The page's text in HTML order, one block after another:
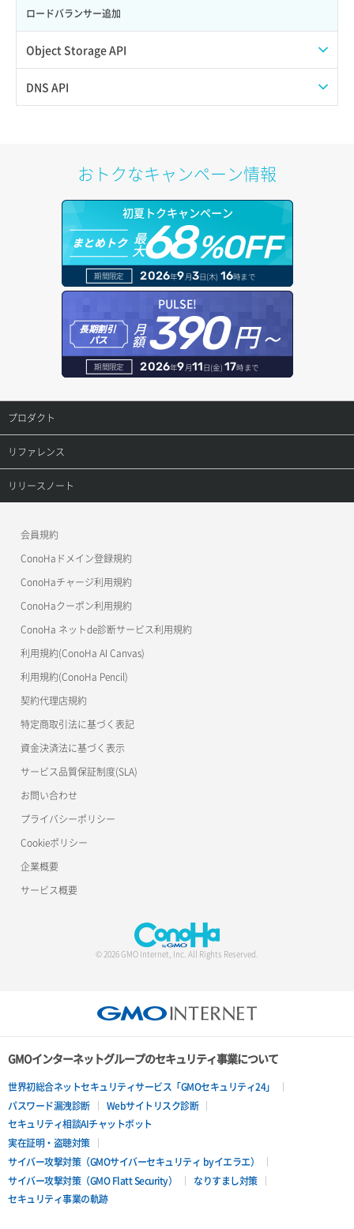
サーバー操作（起動/停止/再起動/強制停止）
サーバー設定切替
ポートデタッチ
ボリュームアタッチ
ボリュームデタッチ
ロードバランサー追加
Object Storage API
Web公開
オブジェクトダウンロード
オブジェクトバージョン管理
オブジェクト一覧取得
オブジェクト削除
オブジェクト削除予約
オブジェクト複製
オブジェクト詳細取得
コンテナ一覧取得
コンテナ作成
コンテナ削除
ラージオブジェクトアップロード(DLO)
一時的Web公開
DNS API
ドメイン情報登録
ドメイン詳細取得
レコード一覧取得
レコード作成
レコード更新
レコード詳細取得
おトクなキャンペーン情報
初夏トクキャンペーン
まとめトク 最
大68%OFF
期間限定 2026年9月3日(木) 16時まで
PULSE!
長期割引
パス
月
額390円～
期間限定 2026年9月11日(金) 17時まで
プロダクト
プロダクトトップ
ConoHa VPS(Ver.3.0)
ConoHa for GAME
リファレンス
リファレンストップ
OpenStack CLI
Terraform
s3cmd
公開API(ConoHa VPS Ver.2.0)
リリースノート
会員規約
ConoHaドメイン登録規約
ConoHaチャージ利用規約
ConoHaクーポン利用規約
ConoHa ネットde診断サービス利用規約
利用規約(ConoHa AI Canvas)
利用規約(ConoHa Pencil)
契約代理店規約
特定商取引法に基づく表記
資金決済法に基づく表示
サービス品質保証制度(SLA)
お問い合わせ
プライバシーポリシー
Cookieポリシー
企業概要
サービス概要
© 2026 GMO Internet, Inc. All Rights Reserved.
GMOインターネットグループのセキュリティ事業について
世界初総合ネットセキュリティサービス「GMOセキュリティ24」
パスワード漏洩診断
Webサイトリスク診断
セキュリティ相談AIチャットボット
実在証明・盗聴対策
サイバー攻撃対策（GMOサイバーセキュリティ byイエラエ）
サイバー攻撃対策（GMO Flatt Security）
なりすまし対策
セキュリティ事業の軌跡